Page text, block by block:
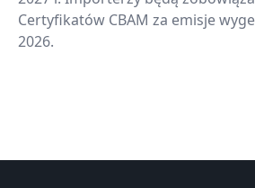
Certyfikatów CBAM za emisje
2026.